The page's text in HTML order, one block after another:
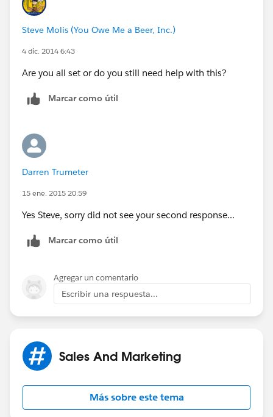
Steve Molis (You Owe Me a Beer, Inc.)
4 dic. 2014 6:43
Are you all set or do you still need help with this?
Marcar como útil
Darren Trumeter
15 ene. 2015 20:59
Yes Steve, sorry did not see your second response...
Marcar como útil
Agregar un comentario
Escribir una respuesta...
Sales And Marketing
Más sobre este tema